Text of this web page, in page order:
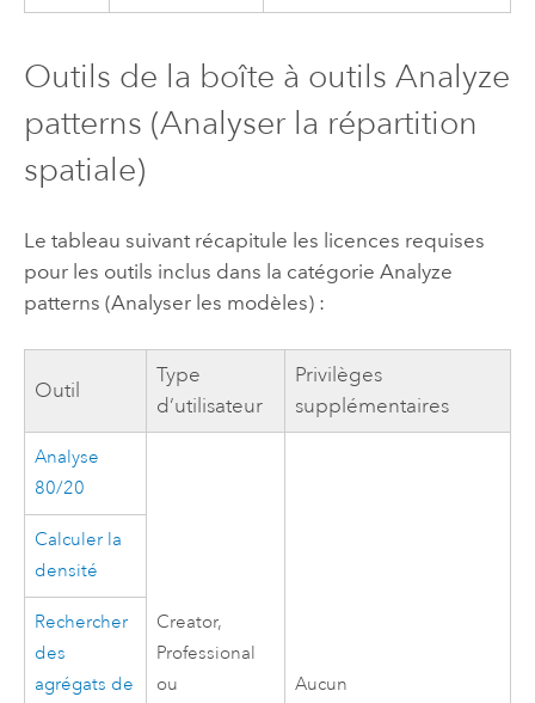
Outils de la boîte à outils Analyze
patterns (Analyser la répartition
spatiale)
Le tableau suivant récapitule les licences requises
pour les outils inclus dans la catégorie Analyze
patterns (Analyser les modèles) :
Outil
Type
d’utilisateur
Privilèges
supplémentaires
Analyse
80/20
Creator,
Professional
ou
Aucun
Calculer la
densité
Rechercher
des
agrégats de